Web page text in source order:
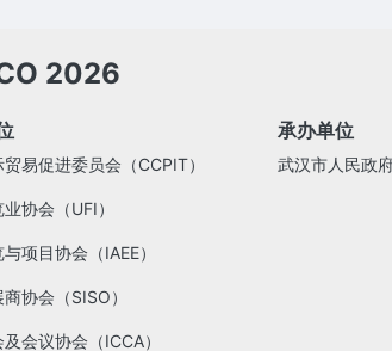
2026
易促进委员会（CCPIT）
协会（UFI）
项目协会（IAEE）
协会（SISO）
会议协会（ICCA）
承办单位
武汉市人民政